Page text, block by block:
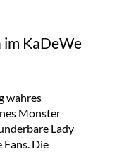
im KaDeWe
wahres
Monster
Lady
Die